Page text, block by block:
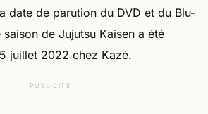
date de parution du DVD et du Blu-
de Jujutsu Kaisen a été
juillet 2022 chez Kazé.
PUBLICITÉ